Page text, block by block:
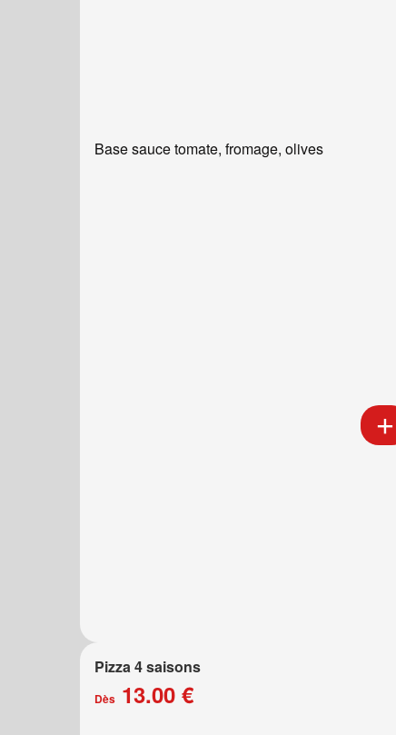
Base sauce tomate, fromage, olives
Pizza 4 saisons
Dès 13.00 €